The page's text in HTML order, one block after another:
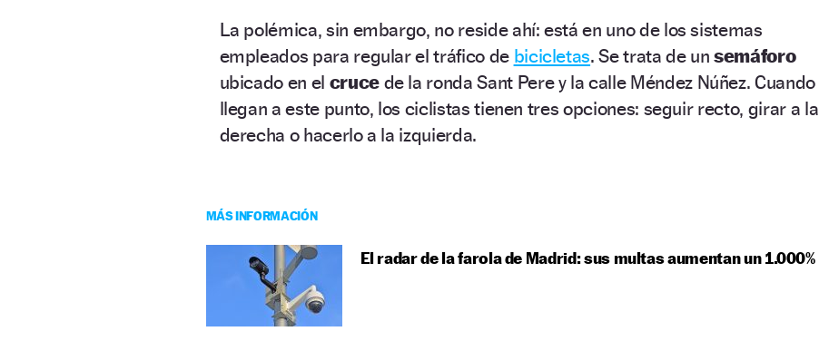
La polémica, sin embargo, no reside ahí: está en uno de los sistemas
empleados para regular el tráfico de bicicletas. Se trata de unsemáforo
ubicado en el cruce de la ronda Sant Pere y la calle Méndez Núñez. Cuando
llegan a este punto, los ciclistas tienen tres opciones: seguir recto, girar a la
derecha o hacerlo a la izquierda.
MÁS INFORMACIÓN
El radar de la farola de Madrid: sus multas aumentan un 1.000%